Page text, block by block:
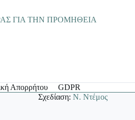
ΓΙΑ ΤΗΝ ΠΡΟΜΗΘΕΙΑ
Απορρήτου
GDPR
Σχεδίαση:Ν. Ντέμος